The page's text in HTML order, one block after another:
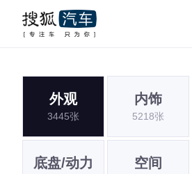
外观
3445张
内饰
5218张
底盘/动力 空间